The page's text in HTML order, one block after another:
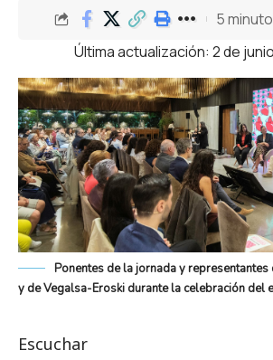
Última actualización: 2 de
5
Ponentes de la jornada y representantes
y de Vegalsa-Eroski durante la celebración del
Escuchar